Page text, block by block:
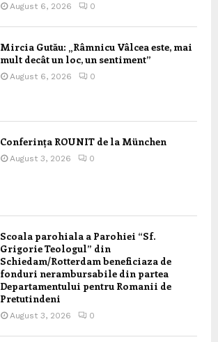
August 6, 2026 0
Mircia Gutău: „Râmnicu Vâlcea este, mai
mult decât un loc, un sentiment”
August 6, 2026 0
Conferința ROUNIT de la München
August 3, 2026 0
Scoala parohiala a Parohiei “Sf.
Grigorie Teologul” din
Schiedam/Rotterdam beneficiaza de
fonduri nerambursabile din partea
Departamentului pentru Romanii de
Pretutindeni
August 3, 2026 0